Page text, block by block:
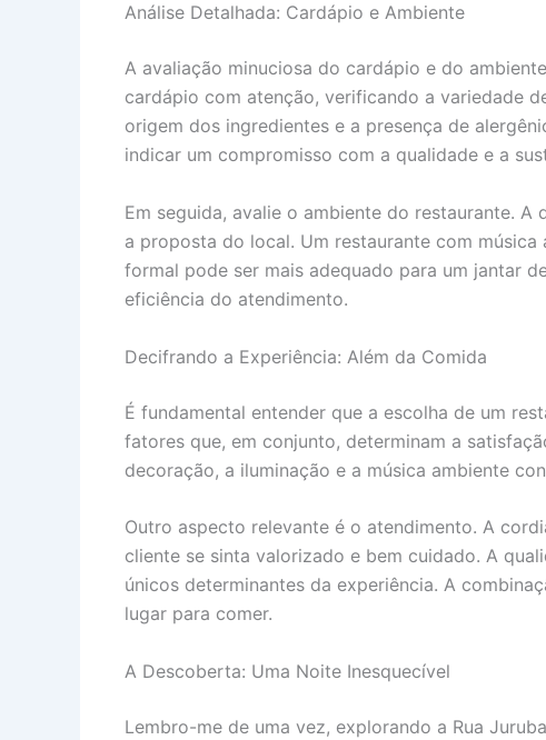
Análise Detalhada: Cardápio e Ambiente
A avaliação minuciosa do cardápio e do
cardápio com atenção, verificando a variedade
origem dos ingredientes e a presença de
indicar um compromisso com a qualidade e a
Em seguida, avalie o ambiente do restaurante.
a proposta do local. Um restaurante com
formal pode ser mais adequado para um jantar
eficiência do atendimento.
Decifrando a Experiência: Além da Comida
É fundamental entender que a escolha de um
fatores que, em conjunto, determinam a
decoração, a iluminação e a música ambiente
Outro aspecto relevante é o atendimento. A
cliente se sinta valorizado e bem cuidado. A
únicos determinantes da experiência. A
lugar para comer.
A Descoberta: Uma Noite Inesquecível
Lembro-me de uma vez, explorando a Rua